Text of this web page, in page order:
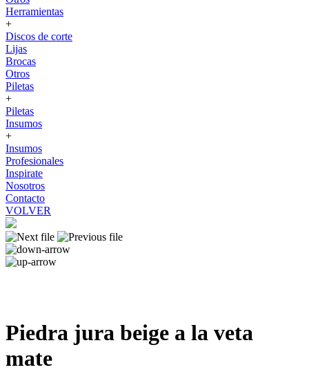
Herramientas
+
Discos de corte
Lijas
Brocas
Otros
Piletas
+
Piletas
Insumos
+
Insumos
Profesionales
Inspirate
Nosotros
Contacto
VOLVER
Piedra jura beige a la veta
mate